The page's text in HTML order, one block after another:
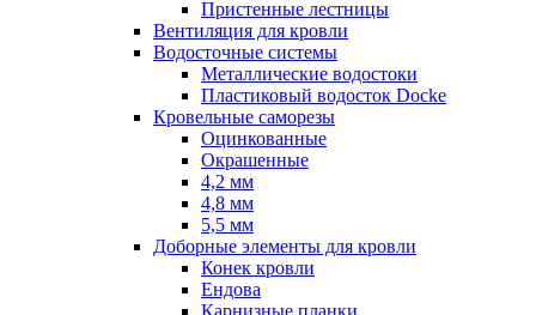
Пристенные лестницы
Вентиляция для кровли
Водосточные системы
Металлические водостоки
Пластиковый водосток Docke
Кровельные саморезы
Оцинкованные
Окрашенные
4,2 мм
4,8 мм
5,5 мм
Доборные элементы для кровли
Конек кровли
Ендова
Карнизные планки